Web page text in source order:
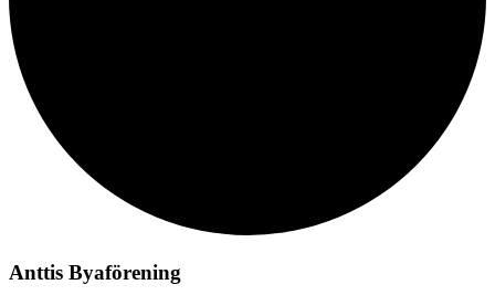
Anttis Byaförening